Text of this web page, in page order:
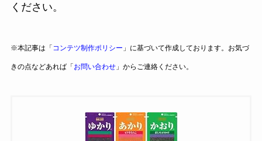
ください。
※本記事は「 コンテツ制作ポリシー 」に基づいて作成しております。お気づ
きの点などあれば「お問い合わせ」からご連絡ください。